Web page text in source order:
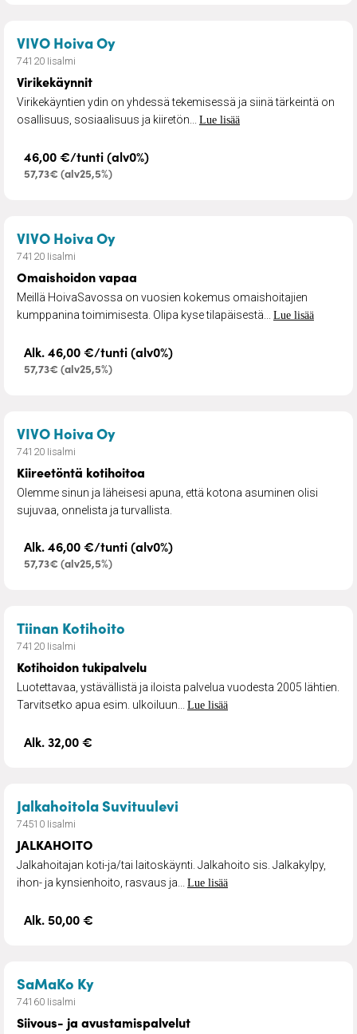
VIVO Hoiva Oy– Virikekäynnit
74120 Iisalmi
Virikekäynnit
Virikekäyntien ydin on yhdessä tekemisessä ja siinä tärkeintä on
osallisuus, sosiaalisuus ja kiiretön... Lue lisää
46,00 €/tunti (alv0%)
57,73€ (alv25,5%)
VIVO Hoiva Oy– Omaishoidon vapaa
74120 Iisalmi
Omaishoidon vapaa
Meillä HoivaSavossa on vuosien kokemus omaishoitajien
kumppanina toimimisesta. Olipa kyse tilapäisestä... Lue lisää
Alk. 46,00 €/tunti (alv0%)
57,73€ (alv25,5%)
VIVO Hoiva Oy– Kiireetöntä kotihoitoa
74120 Iisalmi
Kiireetöntä kotihoitoa
Olemme sinun ja läheisesi apuna, että kotona asuminen olisi
sujuvaa, onnelista ja turvallista.
Alk. 46,00 €/tunti (alv0%)
57,73€ (alv25,5%)
Tiinan Kotihoito
74120 Iisalmi
Kotihoidon tukipalvelu
Luotettavaa, ystävällistä ja iloista palvelua vuodesta 2005 lähtien.
Tarvitsetko apua esim. ulkoiluun... Lue lisää
Alk. 32,00 €
Jalkahoitola Suvituulevi
74510 Iisalmi
JALKAHOITO
Jalkahoitajan koti-ja/tai laitoskäynti. Jalkahoito sis. Jalkakylpy,
ihon- ja kynsienhoito, rasvaus ja... Lue lisää
Alk. 50,00 €
SaMaKo Ky
74160 Iisalmi
Siivous- ja avustamispalvelut